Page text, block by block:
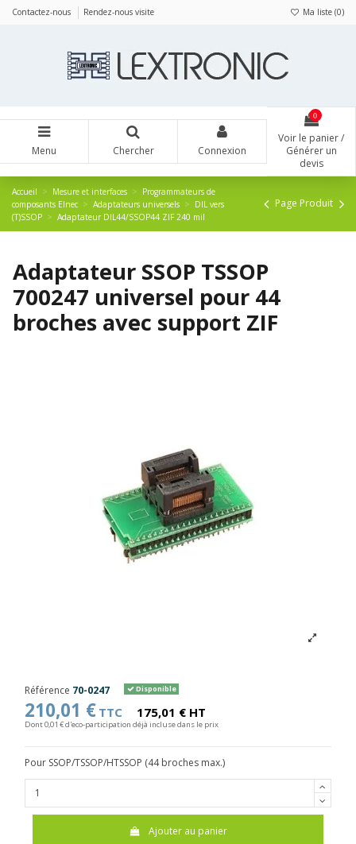
Contactez-nous Rendez-nous visite Ma liste (0)
Menu Chercher Connexion
0
Voir le panier /
Générer un
devis
Accueil Mesure et interfaces
Programmateurs de
composants Elnec
Adaptateurs universels
DIL vers
(T)SSOP
Adaptateur DIL44/SSOP44 ZIF 240 mil
Page Produit
Adaptateur SSOP TSSOP
700247 universel pour 44
broches avec support ZIF
Référence 70-0247 Disponible
210,01 € TTC 175,01 € HT
Dont 0,01 € d'eco-participation déjà incluse dans le prix
Pour SSOP/TSSOP/HTSSOP (44 broches max.)
Ajouter au panier
Panneau de gestion des cookies